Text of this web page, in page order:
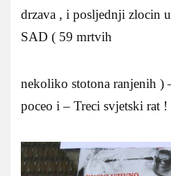
drzava , i posljednji zlocin
SAD ( 59 mrtvih
nekoliko stotona ranjenih )
poceo i – Treci svjetski rat !